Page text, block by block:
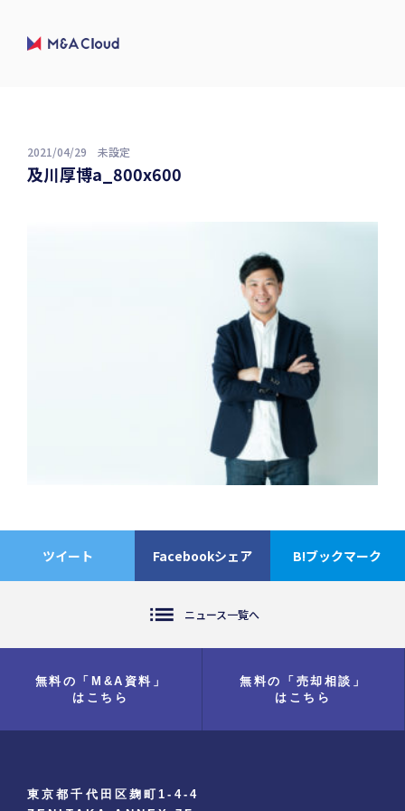
2021/04/29 未設定
及川厚博a_800x600
ツイート Facebookシェア B!ブックマーク
list ニュース一覧へ
無料の「M&A資料」
はこちら
無料の「売却相談」
はこちら
東京都千代田区麹町1-4-4